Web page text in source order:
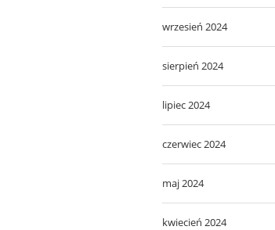
wrzesień 2024
sierpień 2024
lipiec 2024
czerwiec 2024
maj 2024
kwiecień 2024